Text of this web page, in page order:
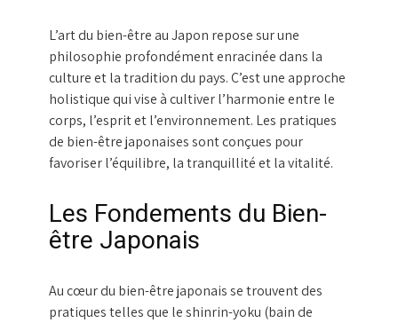
L’art du bien-être au Japon repose sur une
philosophie profondément enracinée dans la
culture et la tradition du pays. C’est une approche
holistique qui vise à cultiver l’harmonie entre le
corps, l’esprit et l’environnement. Les pratiques
de bien-être japonaises sont conçues pour
favoriser l’équilibre, la tranquillité et la vitalité.
Les Fondements du Bien-
être Japonais
Au cœur du bien-être japonais se trouvent des
pratiques telles que le shinrin-yoku (bain de